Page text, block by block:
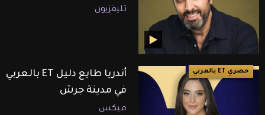
تليفزيون
حصري ET بالعربي
أندريا طايع دليل ET بالعربي
في مدينة جرش
ميكس